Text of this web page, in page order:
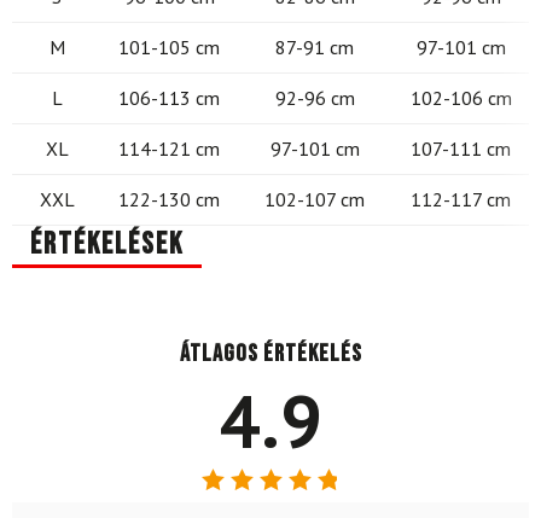
M 101-105 cm 87-91 cm 97-101 cm
L 106-113 cm 92-96 cm 102-106 cm
XL 114-121 cm 97-101 cm 107-111 cm
XXL 122-130 cm 102-107 cm 112-117 cm
Értékelések
Átlagos értékelés
4.9